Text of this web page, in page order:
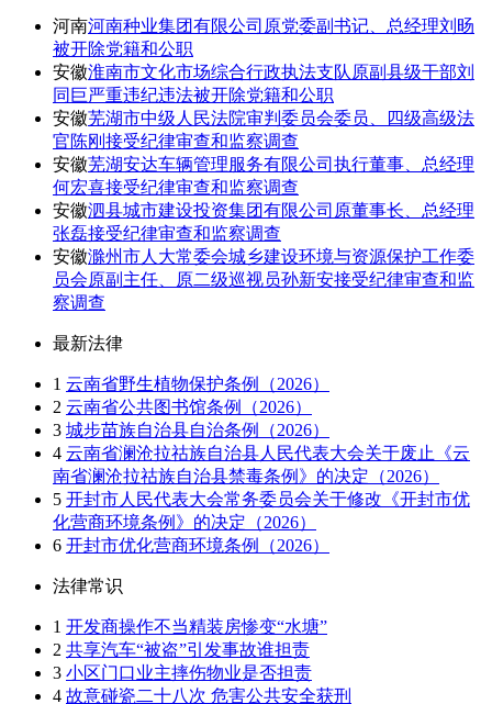
河南河南种业集团有限公司原党委副书记、总经理刘旸
被开除党籍和公职
安徽淮南市文化市场综合行政执法支队原副县级干部刘
同巨严重违纪违法被开除党籍和公职
安徽芜湖市中级人民法院审判委员会委员、四级高级法
官陈刚接受纪律审查和监察调查
安徽芜湖安达车辆管理服务有限公司执行董事、总经理
何宏喜接受纪律审查和监察调查
安徽泗县城市建设投资集团有限公司原董事长、总经理
张磊接受纪律审查和监察调查
安徽滁州市人大常委会城乡建设环境与资源保护工作委
员会原副主任、原二级巡视员孙新安接受纪律审查和监
察调查
最新法律
1 云南省野生植物保护条例（2026）
2 云南省公共图书馆条例（2026）
3 城步苗族自治县自治条例（2026）
4 云南省澜沧拉祜族自治县人民代表大会关于废止《云
南省澜沧拉祜族自治县禁毒条例》的决定（2026）
5 开封市人民代表大会常务委员会关于修改《开封市优
化营商环境条例》的决定（2026）
6 开封市优化营商环境条例（2026）
法律常识
1 开发商操作不当精装房惨变“水塘”
2 共享汽车“被盗”引发事故谁担责
3 小区门口业主摔伤物业是否担责
4 故意碰瓷二十八次 危害公共安全获刑